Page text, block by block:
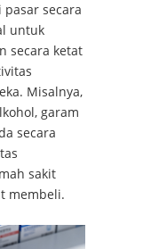
secara
untuk
secara ketat
Misalnya,
garam
secara
sakit
membeli.